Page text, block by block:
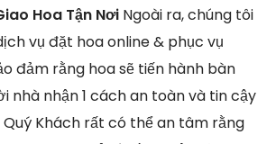
Hoa Tận Nơi Ngoài ra, chúng tôi
vụ đặt hoa online & phục vụ
đảm rằng hoa sẽ tiến hành bàn
nhà nhận 1 cách an toàn và tin cậy
Khách rất có thể an tâm rằng